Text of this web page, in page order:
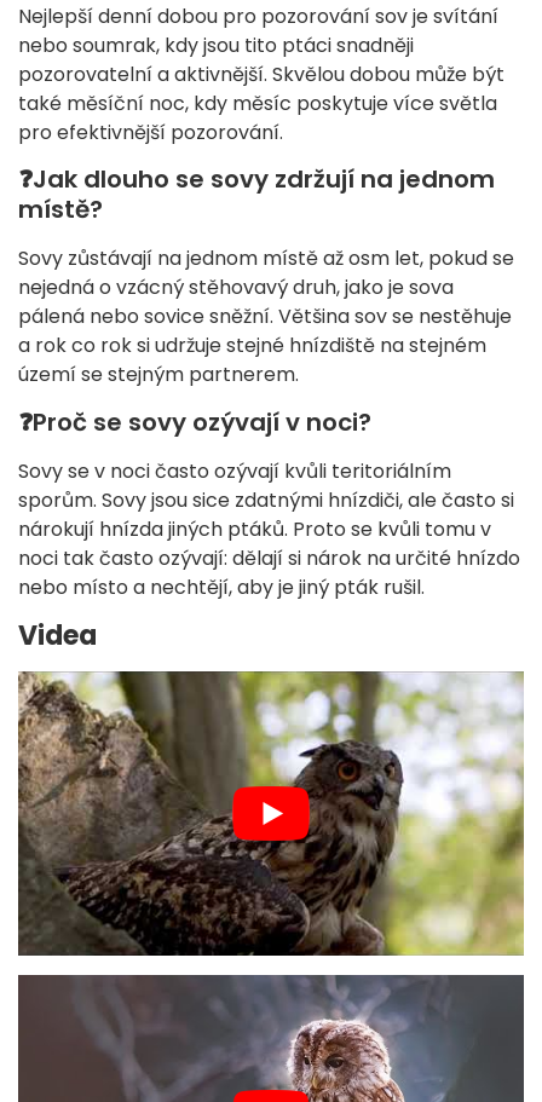
Nejlepší denní dobou pro pozorování sov je svítání
nebo soumrak, kdy jsou tito ptáci snadněji
pozorovatelní a aktivnější. Skvělou dobou může být
také měsíční noc, kdy měsíc poskytuje více světla
pro efektivnější pozorování.
❓Jak dlouho se sovy zdržují na jednom
místě?
Sovy zůstávají na jednom místě až osm let, pokud se
nejedná o vzácný stěhovavý druh, jako je sova
pálená nebo sovice sněžní. Většina sov se nestěhuje
a rok co rok si udržuje stejné hnízdiště na stejném
území se stejným partnerem.
❓Proč se sovy ozývají v noci?
Sovy se v noci často ozývají kvůli teritoriálním
sporům. Sovy jsou sice zdatnými hnízdiči, ale často si
nárokují hnízda jiných ptáků. Proto se kvůli tomu v
noci tak často ozývají: dělají si nárok na určité hnízdo
nebo místo a nechtějí, aby je jiný pták rušil.
Videa